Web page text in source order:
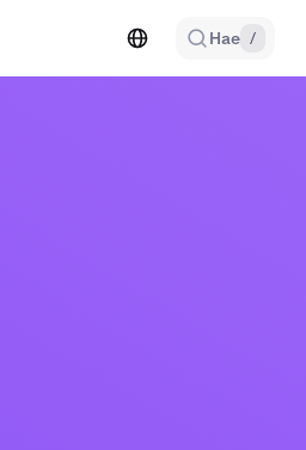
Hae /